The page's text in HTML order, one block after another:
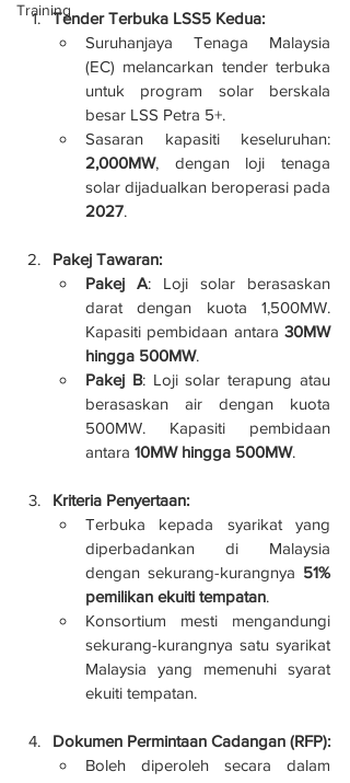
TrainingTender Terbuka LSS5 Kedua:
Suruhanjaya Tenaga Malaysia
(EC) melancarkan tender terbuka
untuk program solar berskala
besar LSS Petra 5+.
2,000MW, dengan loji tenaga
2027.
Pakej Tawaran:
Pakej A: Loji solar berasaskan
darat dengan kuota 1,500MW.
Kapasiti pembidaan antara 30MW
hingga 500MW.
Pakej B: Loji solar terapung atau
berasaskan air dengan kuota
500MW. Kapasiti pembidaan
antara 10MW hingga 500MW.
Kriteria Penyertaan:
Terbuka kepada syarikat yang
diperbadankan di Malaysia
dengan sekurang-kurangnya 51%
pemilikan ekuiti tempatan.
Konsortium mesti mengandungi
sekurang-kurangnya satu syarikat
Malaysia yang memenuhi syarat
ekuiti tempatan.
Dokumen Permintaan Cadangan (RFP):
Boleh diperoleh secara dalam